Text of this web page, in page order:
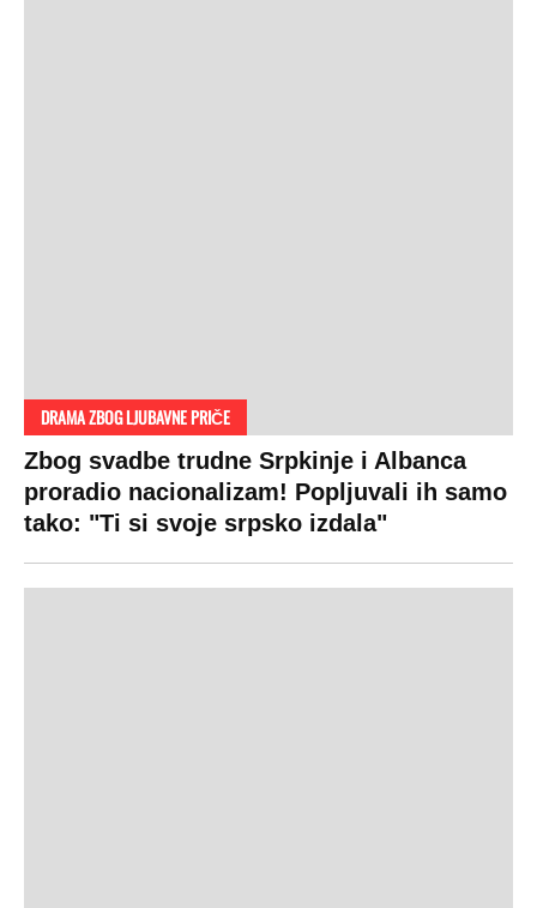
DRAMA ZBOG LJUBAVNE PRIČE
Zbog svadbe trudne Srpkinje i Albanca
proradio nacionalizam! Popljuvali ih samo
tako: "Ti si svoje srpsko izdala"